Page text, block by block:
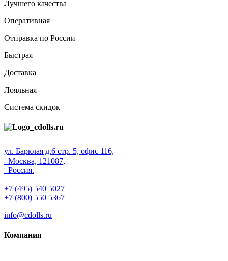
Лучшего качества
Оперативная
Отправка по России
Быстрая
Доставка
Лояльная
Система скидок
ул. Барклая д.6 стр. 5, офис 116,
Москва, 121087,
Россия.
+7 (495) 540 5027
+7 (800) 550 5367
info@cdolls.ru
Компания